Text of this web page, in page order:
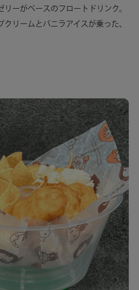
ーがベースのフロートドリンク。
リームとバニラアイスが乗った、